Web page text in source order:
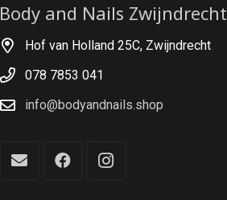
Body and Nails Zwijndrecht
Hof van Holland 25C, Zwijndrecht
078 7853 041
info@bodyandnails.shop